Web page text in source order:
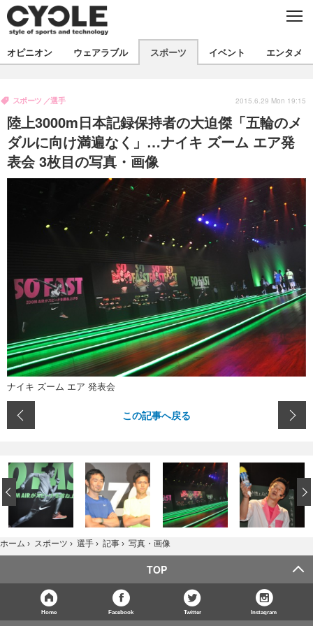
C
E
製品/用品
衣類
飲食
バックナンバー
コラム
インプレ
ボイス
デバイス
ビジネス
国内
海外
短信
写真
動画
イベント
スポーツ
ツアー
文化
エンタメ
芸能
出版／映画
ファッション
デザイン
動画
ハウツー
オピニオン ウェアラブル スポーツ イベント エンタメ
陸上3000m日本記録保持者の大迫傑「五輪のメ
ダルに向け満遍なく」…ナイキ ズーム エア発
表会 3枚目の写真・画像
スポーツ 選手 2015.6.29 Mon 19:15
ナイキ ズーム エア 発表会
この記事へ戻る
‹
ホーム › スポーツ › 選手 › 記事 › 写真・画像
TOP
Home Facebook Twitter Instagram